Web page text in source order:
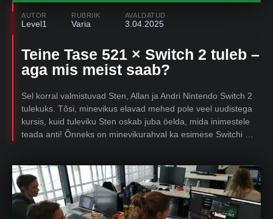
AUTOR
Level1
RUBRIIK
Varia
AVALDATUD
3.04.2025
Teine Tase 521 × Switch 2 tuleb –
aga mis meist saab?
Sel korral valmistuvad Sten, Allan ja Andri Nintendo Switch 2
tulekuks. Tõsi, minevikus elavad mehed pole veel uudistega
kursis, kuid tuleviku Sten oskab juba öelda, mida inimestele
teada anti! Õnneks on minevikurahval ka esimese Switchi …